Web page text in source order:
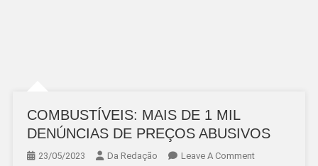
COMBUSTÍVEIS: MAIS DE 1 MIL
DENÚNCIAS DE PREÇOS ABUSIVOS
23/05/2023 Da Redação Leave A CommentOn